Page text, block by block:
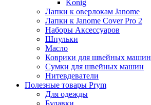
Konig
Лапки к оверлокам Janome
Лапки к Janome Cover Pro 2
Наборы Аксессуаров
Шпульки
Масло
Коврики для швейных машин
Сумки для швейных машин
Нитевдеватели
Полезные товары Prym
Для одежды
Булавки